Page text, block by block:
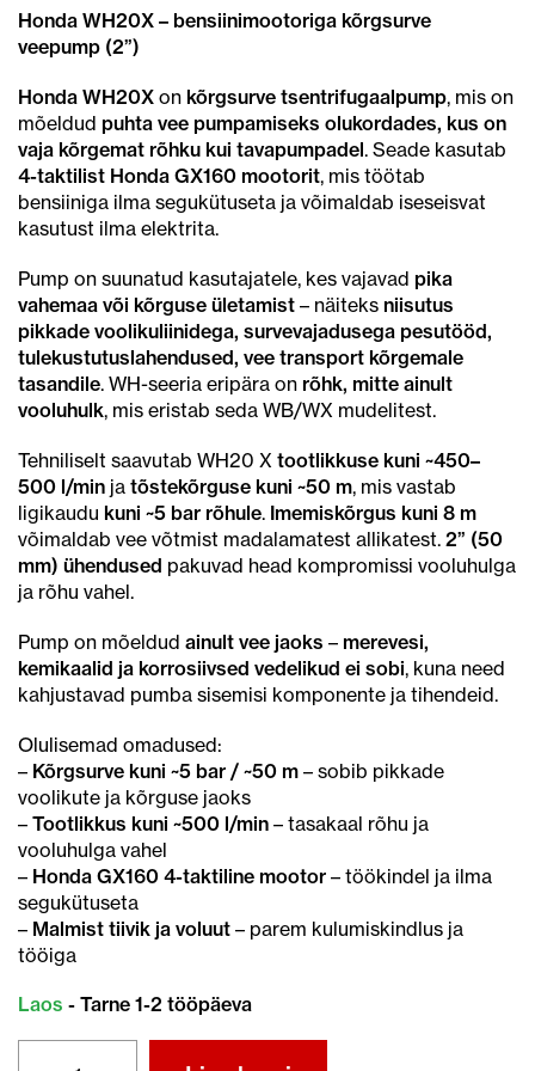
oli:
1179.00€.
on:
Honda WH20X – bensiinimootoriga kõrgsurve
veepump (2”)
Honda WH20X on kõrgsurve tsentrifugaalpump, mis on
mõeldud puhta vee pumpamiseks olukordades, kus on
vaja kõrgemat rõhku kui tavapumpadel. Seade kasutab
4-taktilist Honda GX160 mootorit, mis töötab
bensiiniga ilma segukütuseta ja võimaldab iseseisvat
kasutust ilma elektrita.
Pump on suunatud kasutajatele, kes vajavad pika
vahemaa või kõrguse ületamist – näiteks niisutus
pikkade voolikuliinidega, survevajadusega pesutööd,
tulekustutuslahendused, vee transport kõrgemale
tasandile. WH-seeria eripära on rõhk, mitte ainult
vooluhulk, mis eristab seda WB/WX mudelitest.
Tehniliselt saavutab WH20 X tootlikkuse kuni ~450–
500 l/min ja tõstekõrguse kuni ~50 m, mis vastab
ligikaudu kuni ~5 bar rõhule. Imemiskõrgus kuni 8 m
võimaldab vee võtmist madalamatest allikatest. 2” (50
mm) ühendused pakuvad head kompromissi vooluhulga
ja rõhu vahel.
Pump on mõeldud ainult vee jaoks – merevesi,
kemikaalid ja korrosiivsed vedelikud ei sobi, kuna need
kahjustavad pumba sisemisi komponente ja tihendeid.
Olulisemad omadused:
– Kõrgsurve kuni ~5 bar / ~50 m – sobib pikkade
voolikute ja kõrguse jaoks
– Tootlikkus kuni ~500 l/min – tasakaal rõhu ja
vooluhulga vahel
– Honda GX160 4-taktiline mootor – töökindel ja ilma
segukütuseta
– Malmist tiivik ja voluut – parem kulumiskindlus ja
tööiga
Laos - Tarne 1-2 tööpäeva